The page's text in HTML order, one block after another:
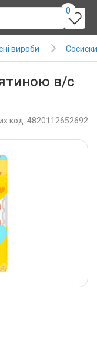
0
вироби
в/с
код: 4820112652692